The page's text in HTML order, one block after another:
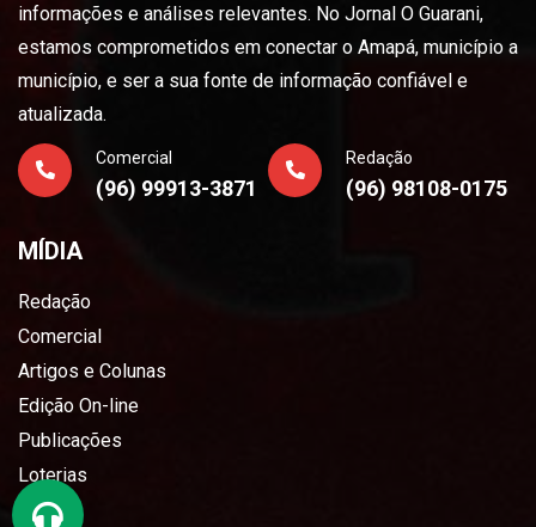
informações e análises relevantes. No Jornal O Guarani,
estamos comprometidos em conectar o Amapá, município a
município, e ser a sua fonte de informação confiável e
atualizada.
Comercial
(96) 99913-3871
Redação
(96) 98108-0175
MÍDIA
Redação
Comercial
Artigos e Colunas
Edição On-line
Publicações
Loterias